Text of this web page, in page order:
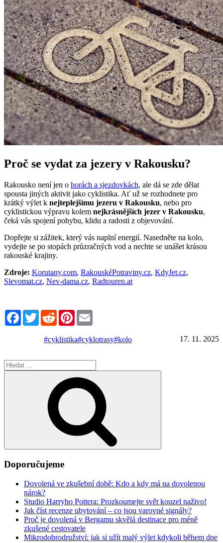
Proč se vydat za jezery v Rakousku?
Rakousko není jen o horách a sjezdovkách, ale dá se zde dělat
spousta jiných aktivit jako cyklistika. Ať už se rozhodnete pro
krátký výlet k nejteplejšímu jezeru v Rakousku, nebo pro
cyklistickou výpravu kolem nejkrásnějších jezer v Rakousku,
čeká vás spojení pohybu, klidu a radosti z objevování.
Dopřejte si zážitek, který vás naplní energií. Nasedněte na kolo,
vydejte se po stopách průzračných vod a nechte se unášet krásou
rakouské krajiny.
Zdroje: Korutany.com, RakouskéPotraviny.cz, KdyJet.cz,
Slevomat.cz, Nev-dama.cz, Radtouren.at
FacebookTwitterRedditPinterest
17. 11. 2025
#cyklistika#cyklotrasy#kolo
Hledat:
Doporučujeme
Dovolená ve zkušební době: Kdo a kdy má na dovolenou
nárok?
Studio Harryho Pottera: Prozkoumejte svět kouzel naživo!
Jak číst recenze ubytování – co jsou varovné signály?
Proč je dovolená v Bergamu skvělá destinace pro méně
zkušené cestovatele
Mikrodobrodružství: jak si užít malý výlet kdykoli během dne